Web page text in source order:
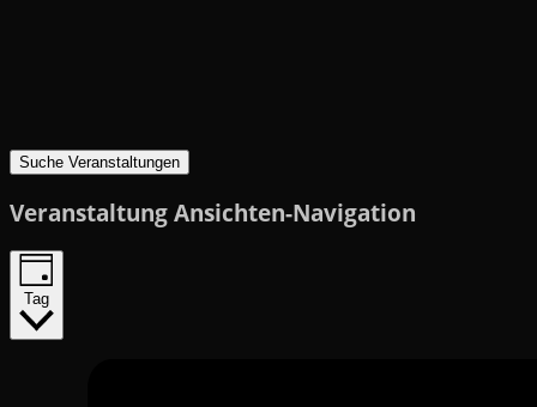
Suche Veranstaltungen
Veranstaltung Ansichten-Navigation
Tag